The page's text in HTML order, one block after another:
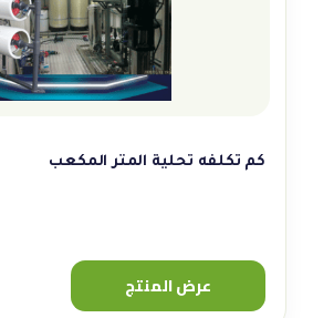
كم تكلفه تحلية المتر المكعب
عرض المنتج